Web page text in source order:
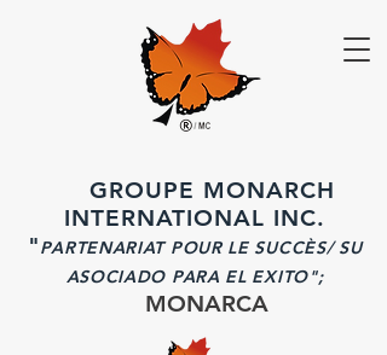
GROUPE MONARCH
INTERNATIONAL INC.
"PARTENARIAT POUR LE SUCCÈS/ SU
ASOCIADO PARA EL EXITO";
MONARCA